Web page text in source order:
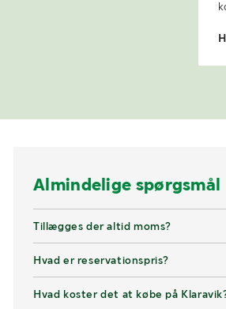
Almindelige spørgsmål
Tillægges der altid moms?
Hvad er reservationspris?
Hvad koster det at købe på